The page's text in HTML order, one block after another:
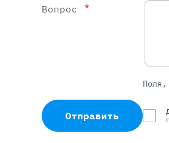
Вопрос *
Поля,
Отправить